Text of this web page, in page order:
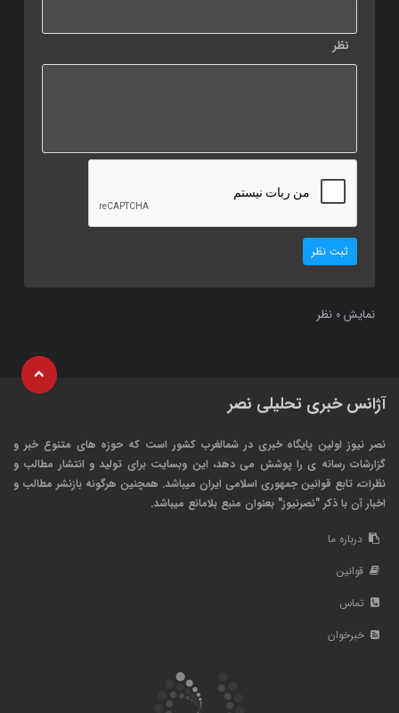
نظر
ثبت نظر
نمایش 0 نظر
آژانس خبری تحلیلی نصر
نصر نیوز اولین پایگاه خبری در شمالغرب کشور است که حوزه های متنوع خبر و
گزارشات رسانه ی را پوشش می دهد، این وبسایت برای تولید و انتشار مطالب و
نظرات، تابع قوانین جمهوری اسلامی ایران میباشد. همچنین هرگونه بازنشر مطالب و
اخبار آن با ذکر "نصرنیوز" بعنوان منبع بلامانع میباشد.
درباره ما
قوانین
تماس
خبرخوان